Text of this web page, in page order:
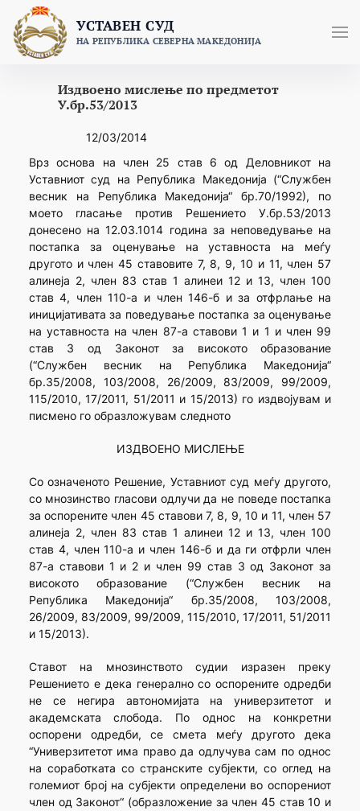
content
УСТАВЕН СУД
НА РЕПУБЛИКА СЕВЕРНА МАКЕДОНИЈА
Издвоено мислење по предметот
У.бр.53/2013
12/03/2014
Врз основа на член 25 став 6 од Деловникот на
Уставниот суд на Република Македонија (“Службен
весник на Република Македонија“ бр.70/1992), по
моето гласање против Решението У.бр.53/2013
донесено на 12.03.1014 година за неповедување на
постапка за оценување на уставноста на меѓу
другото и член 45 ставовите 7, 8, 9, 10 и 11, член 57
алинеја 2, член 83 став 1 алинеи 12 и 13, член 100
став 4, член 110-а и член 146-б и за отфрлање на
иницијативата за поведување постапка за оценување
на уставноста на член 87-а ставови 1 и 1 и член 99
став 3 од Законот за високото образование
(“Службен весник на Република Македонија“
бр.35/2008, 103/2008, 26/2009, 83/2009, 99/2009,
115/2010, 17/2011, 51/2011 и 15/2013) го издвојувам и
писмено го образложувам следното
ИЗДВОЕНО МИСЛЕЊЕ
Со означеното Решение, Уставниот суд меѓу другото,
со мнозинство гласови одлучи да не поведе постапка
за оспорените член 45 ставови 7, 8, 9, 10 и 11, член 57
алинеја 2, член 83 став 1 алинеи 12 и 13, член 100
став 4, член 110-а и член 146-б и да ги отфрли член
87-а ставови 1 и 2 и член 99 став 3 од Законот за
високото образование (“Службен весник на
Република Македонија“ бр.35/2008, 103/2008,
26/2009, 83/2009, 99/2009, 115/2010, 17/2011, 51/2011
и 15/2013).
Ставот на мнозинството судии изразен преку
Решението е дека генерално со оспорените одредби
не се негира автономијата на универзитетот и
академската слобода. По однос на конкретни
оспорени одредби, се смета меѓу другото дека
“Универзитетот има право да одлучува сам по однос
на соработката со странските субјекти, со оглед на
големиот број на субјекти определени во оспорениот
член од Законот“ (образложение за член 45 став 10 и